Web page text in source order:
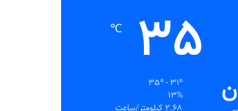
35
℃
35º - 31º
13%
2.68 کیلومتر/ساعت